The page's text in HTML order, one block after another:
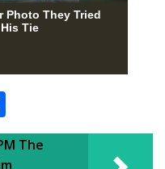
h
arThe